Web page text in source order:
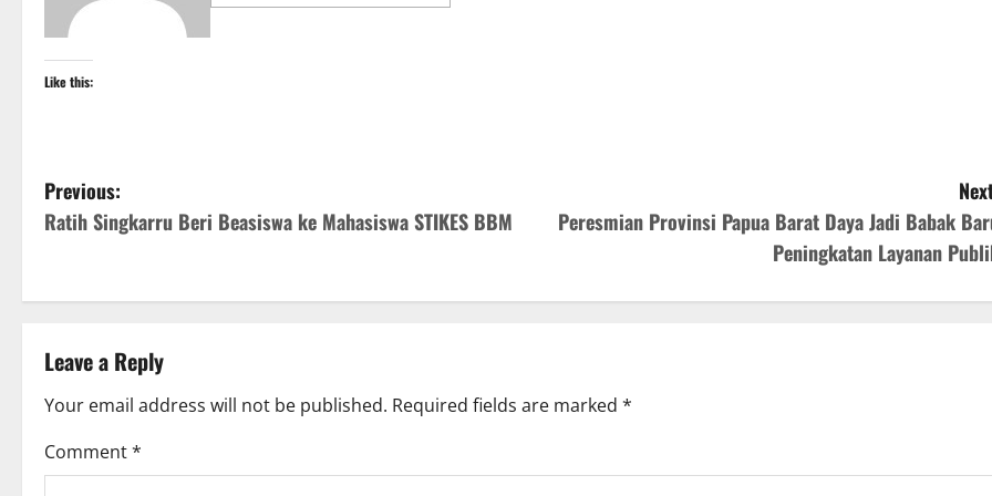
Like this:
P
o
s
n
a
v
Previous:
Ratih Singkarru Beri Beasiswa ke Mahasiswa STIKES BBM
Peresmian Provinsi Papua Barat Daya Jadi Babak
Peningkatan Layanan
Leave a Reply
Your email address will not be published. Required fields are marked *
Comment*